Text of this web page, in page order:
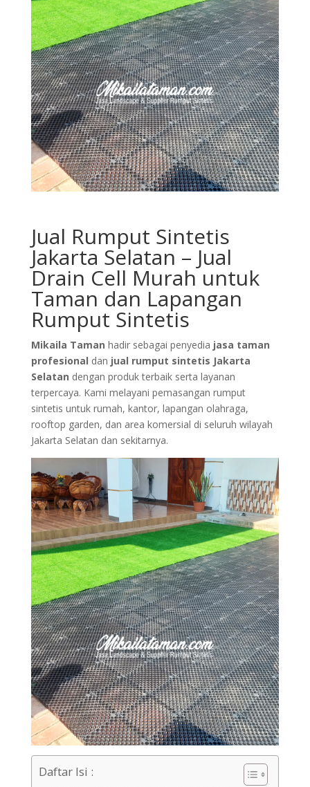
Jual Rumput Sintetis
Jakarta Selatan – Jual
Drain Cell Murah untuk
Taman dan Lapangan
Rumput Sintetis
Mikaila Taman hadir sebagai penyedia jasa taman
profesional dan jual rumput sintetis Jakarta
Selatan dengan produk terbaik serta layanan
terpercaya. Kami melayani pemasangan rumput
sintetis untuk rumah, kantor, lapangan olahraga,
rooftop garden, dan area komersial di seluruh wilayah
Jakarta Selatan dan sekitarnya.
Daftar Isi :